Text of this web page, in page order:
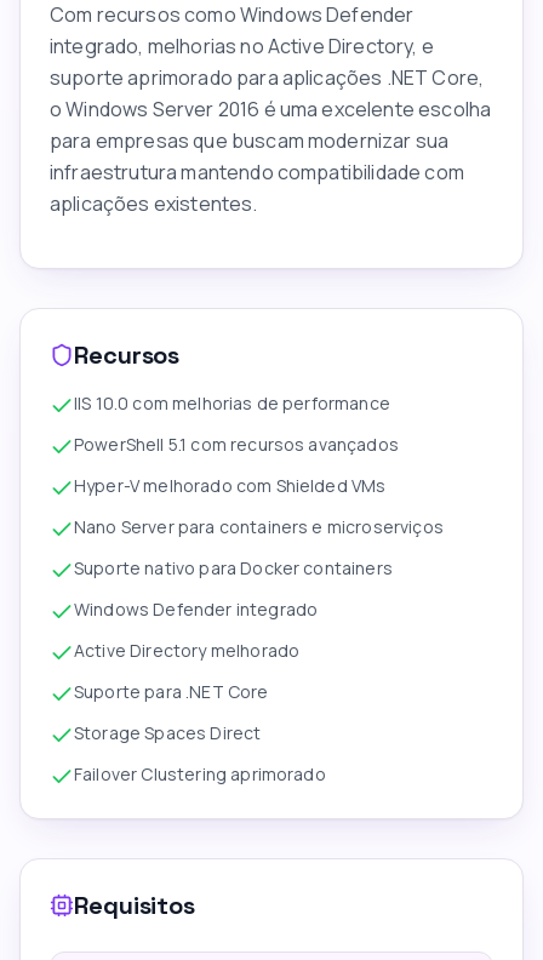
Com recursos como Windows Defender
integrado, melhorias no Active Directory, e
suporte aprimorado para aplicações .NET Core,
o Windows Server 2016 é uma excelente escolha
para empresas que buscam modernizar sua
infraestrutura mantendo compatibilidade com
aplicações existentes.
Recursos
IIS 10.0 com melhorias de performance
PowerShell 5.1 com recursos avançados
Hyper-V melhorado com Shielded VMs
Nano Server para containers e microserviços
Suporte nativo para Docker containers
Windows Defender integrado
Active Directory melhorado
Suporte para .NET Core
Storage Spaces Direct
Failover Clustering aprimorado
Requisitos